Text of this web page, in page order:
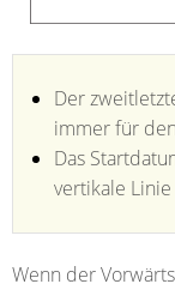
Der
immer für
Das
vertikale
Wenn der